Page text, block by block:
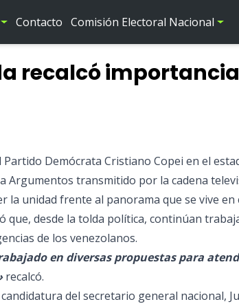
Contacto Comisión Electoral Nacional
recalcó
Demócrata Cristiano Copei en el
Argumentos transmitido por la cadena
la unidad frente al panorama que se vive en
que, desde la tolda política, continúan
de los venezolanos.
en diversas propuestas para
recalcó.
del secretario general nacional,